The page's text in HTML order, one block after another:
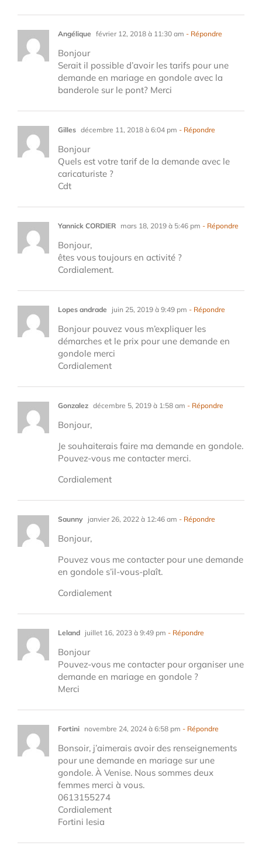
Angélique février 12, 2018 à 11:30 am - Répondre
Bonjour
Serait il possible d’avoir les tarifs pour une
demande en mariage en gondole avec la
banderole sur le pont? Merci
Gilles décembre 11, 2018 à 6:04 pm - Répondre
Bonjour
Quels est votre tarif de la demande avec le
caricaturiste ?
Cdt
Yannick CORDIER mars 18, 2019 à 5:46 pm - Répondre
Bonjour,
êtes vous toujours en activité ?
Cordialement.
Lopes andrade juin 25, 2019 à 9:49 pm - Répondre
Bonjour pouvez vous m’expliquer les
démarches et le prix pour une demande en
gondole merci
Cordialement
Gonzalez décembre 5, 2019 à 1:58 am - Répondre
Bonjour,
Je souhaiterais faire ma demande en gondole.
Pouvez-vous me contacter merci.
Cordialement
Saunny janvier 26, 2022 à 12:46 am - Répondre
Bonjour,
Pouvez vous me contacter pour une demande
en gondole s’il-vous-plaît.
Cordialement
Leland juillet 16, 2023 à 9:49 pm - Répondre
Bonjour
Pouvez-vous me contacter pour organiser une
demande en mariage en gondole ?
Merci
Fortini novembre 24, 2024 à 6:58 pm - Répondre
Bonsoir, j’aimerais avoir des renseignements
pour une demande en mariage sur une
gondole. À Venise. Nous sommes deux
femmes merci à vous.
0613155274
Cordialement
Fortini lesia